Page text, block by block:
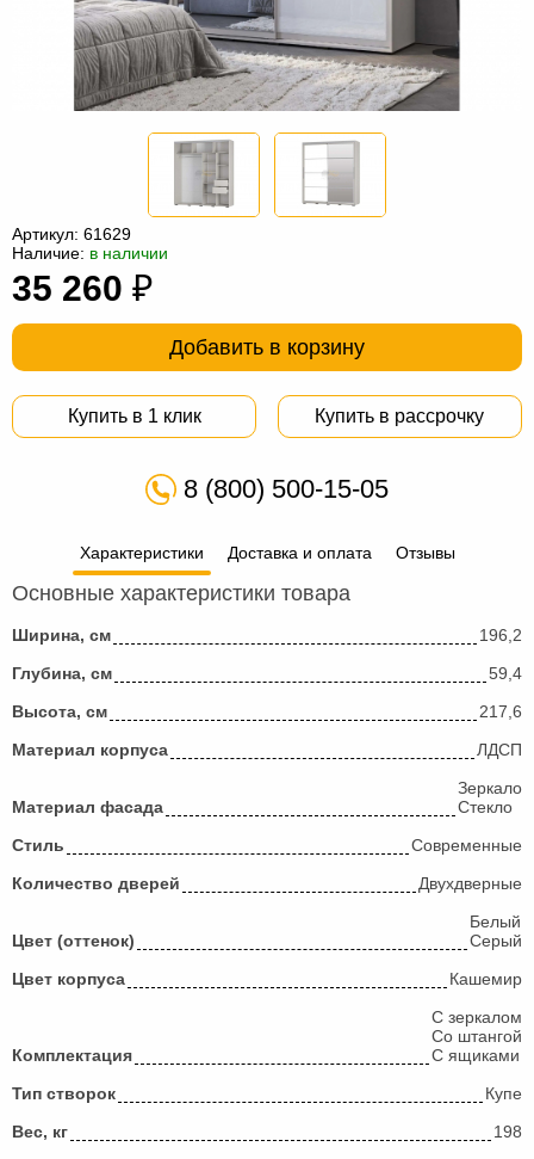
мешки
Мебель
из
Садовая
Артикул: 61629
Наличие: в наличии
35 260 ₽
Добавить в корзину
Купить в 1 клик Купить в рассрочку
8 (800) 500-15-05
Характеристики Доставка и оплата Отзывы
Основные характеристики товара
Ширина, см
196,2
Глубина, см
59,4
Высота, см
217,6
Материал корпуса
ЛДСП
Материал фасада
Зеркало
Стекло
Стиль
Современные
Количество дверей
Двухдверные
Цвет (оттенок)
Белый
Серый
Цвет корпуса
Кашемир
Комплектация
С зеркалом
Со штангой
С ящиками
Тип створок
Купе
Вес, кг
198